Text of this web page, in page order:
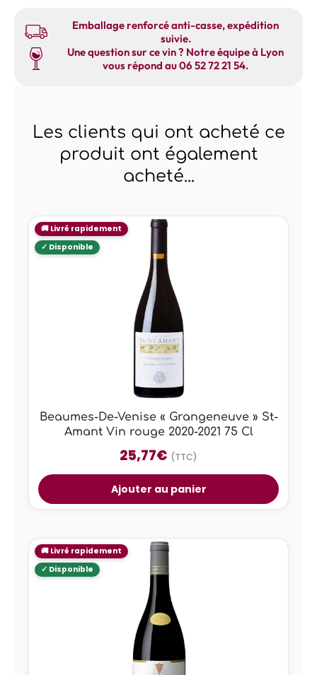
Emballage renforcé anti-casse, expédition
suivie.
Une question sur ce vin ? Notre équipe à Lyon
vous répond au 06 52 72 21 54.
Les clients qui ont acheté ce
produit ont également
acheté...
Beaumes-De-Venise « Grangeneuve » St-
Amant Vin rouge 2020-2021 75 Cl
25,77€ (TTC)
Ajouter au panier